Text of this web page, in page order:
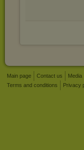
Main page Contact us Media
Terms and conditions
Privacy